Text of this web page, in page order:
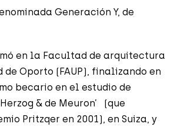
Generación Y, de
en la Facultad de arquitectura
de Oporto (FAUP), finalizando en
becario en el estudio de
& de Meuron’ (que
Pritzqer en 2001), en Suiza, y